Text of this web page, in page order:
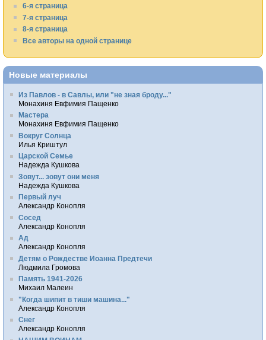
6-я страница
7-я страница
8-я страница
Все авторы на одной странице
Новые материалы
Из Павлов - в Савлы, или "не зная броду..."
Монахиня Евфимия Пащенко
Мастера
Монахиня Евфимия Пащенко
Вокруг Солнца
Илья Криштул
Царской Семье
Надежда Кушкова
Зовут... зовут они меня
Надежда Кушкова
Первый луч
Александр Конопля
Сосед
Александр Конопля
Ад
Александр Конопля
Детям о Рождестве Иоанна Предтечи
Людмила Громова
Память 1941-2026
Михаил Малеин
"Когда шипит в тиши машина..."
Александр Конопля
Снег
Александр Конопля